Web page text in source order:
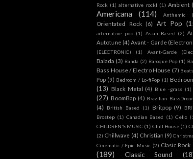
Rock (1) alternative rockl (1) Ambient
Americana (114) Anthemic
Orientated Rock (6) Art Pop
arternative pop (1) Asian Based (2)
Autotune (4) Avant - Garde
(ELECTRONIC)
(1) Avant-Garde
Balada (3) Banda (2) Baroque Pop (1)
Bass House / Electro House (7) Beats
Pop (9) Bedroom / Lo-fiPop (1)
(13) Black Metal (4) Blue -grass (1)
(27) BoomBap (4) Brazilian
(4)
British Based (1) Britpop (9)
Brostep (1) Canadian Based (1) Cello
CHILDREN'S MUSIC (1) Chill House (1)
(2) Chillwave (4) Christian (9)
Cinematic / Epic Music (2) Clasic Rock
(189)
Classic Sound